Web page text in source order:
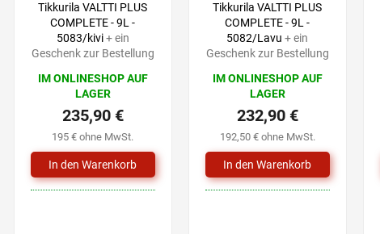
Tikkurila VALTTI PLUS
COMPLETE - 9L -
5083/kivi+ ein
Geschenk zur Bestellung
IM ONLINESHOP AUF
LAGER
195 € ohne MwSt.
235,90 €
Tikkurila VALTTI PLUS
COMPLETE - 9L -
5082/Lavu+ ein
Geschenk zur Bestellung
IM ONLINESHOP AUF
LAGER
192,50 € ohne MwSt.
232,90 €